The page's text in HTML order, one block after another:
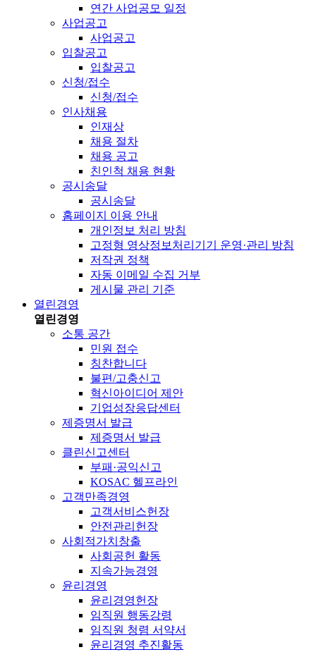
연간 사업공모 일정
사업공고
사업공고
입찰공고
입찰공고
신청/접수
신청/접수
인사채용
인재상
채용 절차
채용 공고
친인척 채용 현황
공시송달
공시송달
홈페이지 이용 안내
개인정보 처리 방침
고정형 영상정보처리기기 운영·관리 방침
저작권 정책
자동 이메일 수집 거부
게시물 관리 기준
열린경영
열린경영
소통 공간
민원 접수
칭찬합니다
불편/고충신고
혁신아이디어 제안
기업성장응답센터
제증명서 발급
제증명서 발급
클린신고센터
부패·공익신고
KOSAC 헬프라인
고객만족경영
고객서비스헌장
안전관리헌장
사회적가치창출
사회공헌 활동
지속가능경영
윤리경영
윤리경영헌장
임직원 행동강령
임직원 청렴 서약서
윤리경영 추진활동